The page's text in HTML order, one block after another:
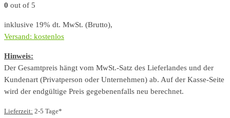
0 out of 5
inklusive 19% dt. MwSt. (Brutto),
Versand: kostenlos
Hinweis:
Der Gesamtpreis hängt vom MwSt.-Satz des Lieferlandes und der
Kundenart (Privatperson oder Unternehmen) ab. Auf der Kasse-Seite
wird der endgültige Preis gegebenenfalls neu berechnet.
Lieferzeit: 2-5 Tage*